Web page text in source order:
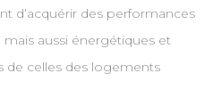
d’acquérir des performances
aussi énergétiques et
de celles des logements